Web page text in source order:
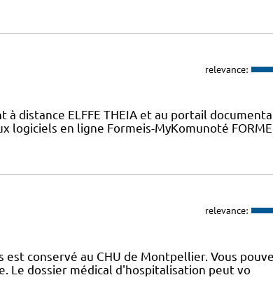
relevance:
distance ELFFE THEIA et au portail
logiciels en ligne Formeis-MyKomunoté
relevance:
conservé au CHU de Montpellier. Vous
Le dossier médical d'hospitalisation peut vo